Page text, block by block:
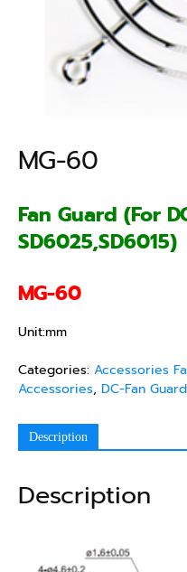
MG-60
Fan Guard (For
SD6025,SD6015)
MG-60
Unit:mm
Categories: Accessories
Accessories, DC-Fan
Description
Description